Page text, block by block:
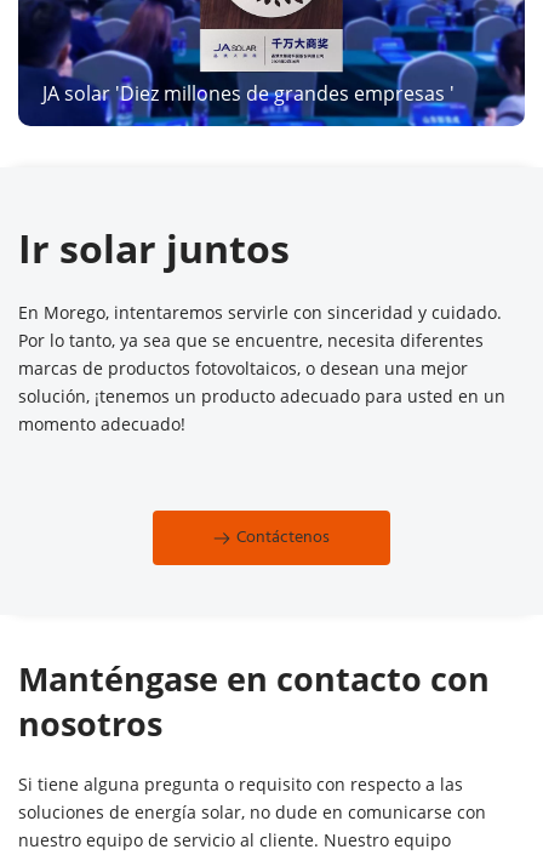
JA solar 'Diez millones de grandes empresas '
Ir solar juntos
En Morego, intentaremos servirle con sinceridad y cuidado.
Por lo tanto, ya sea que se encuentre, necesita diferentes
marcas de productos fotovoltaicos, o desean una mejor
solución, ¡tenemos un producto adecuado para usted en un
momento adecuado!
Contáctenos
Manténgase en contacto con
nosotros
Si tiene alguna pregunta o requisito con respecto a las
soluciones de energía solar, no dude en comunicarse con
nuestro equipo de servicio al cliente. Nuestro equipo